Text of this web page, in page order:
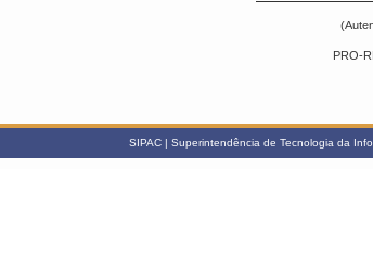
PRO-
SIPAC | Superintendência de Tecnologia da